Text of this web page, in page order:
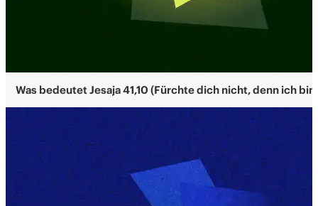
Was bedeutet Jesaja 41,10 (Fürchte dich nicht, denn ich